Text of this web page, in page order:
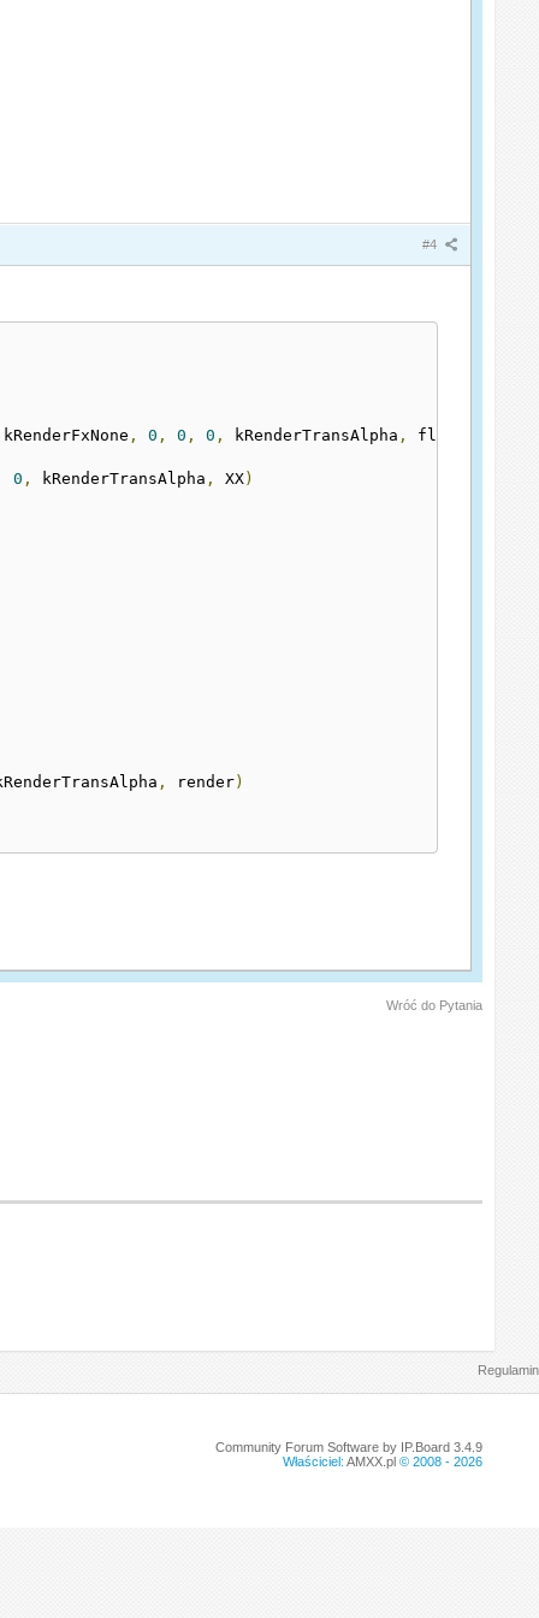
#4
, 0 , 0 , 0 , kRenderTransAlpha , floatround
0 , kRenderTransAlpha , XX)
, render)
Wróć do Pytania
Regulamin
Community Forum Software by IP.Board 3.4.9
Właściciel: AMXX.pl© 2008 - 2026